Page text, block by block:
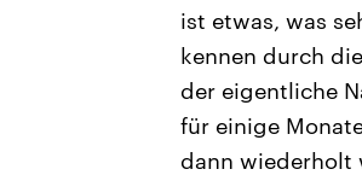
ist etwas, was
kennen durch
der eigentliche
für einige
dann wiederholt